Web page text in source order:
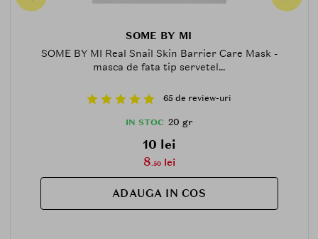
SOME BY MI
SOME BY MI Real Snail Skin Barrier Care Mask -
masca de fata tip servetel...
65 de review-uri
IN STOC 20 gr
10 lei
8.50lei
ADAUGA IN COS